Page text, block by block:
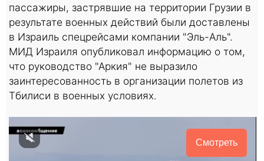
пассажиры, застрявшие на территории Грузии в
результате военных действий были доставлены
в Израиль спецрейсами компании "Эль-Аль".
МИД Израиля опубликовал информацию о том,
что руководство "Аркия" не выразило
заинтересованность в организации полетов из
Тбилиси в военных условиях.
Смотреть